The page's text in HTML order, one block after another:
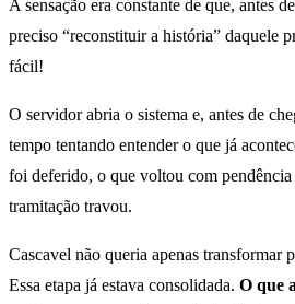
A sensação era constante de que, antes
preciso “reconstituir a história” daquele
fácil!
O servidor abria o sistema e, antes de
tempo tentando entender o que já
foi deferido, o que voltou com pendência
tramitação travou.
Cascavel não queria apenas transformar
Essa etapa já estava consolidada. O que